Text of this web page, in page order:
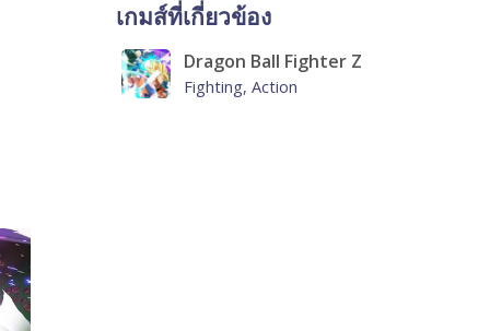
เกมส์ที่เกี่ยวข้อง
Dragon Ball Fighter Z
Fighting, Action